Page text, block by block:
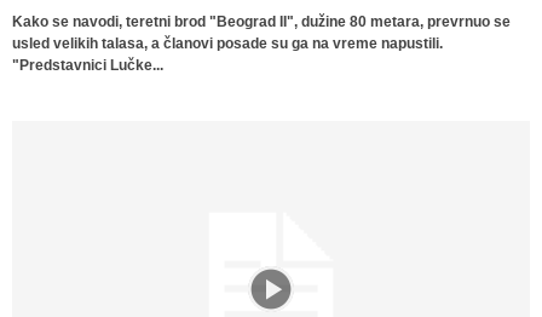
Kako se navodi, teretni brod "Beograd II", dužine 80 metara, prevrnuo se
usled velikih talasa, a članovi posade su ga na vreme napustili.
"Predstavnici Lučke...